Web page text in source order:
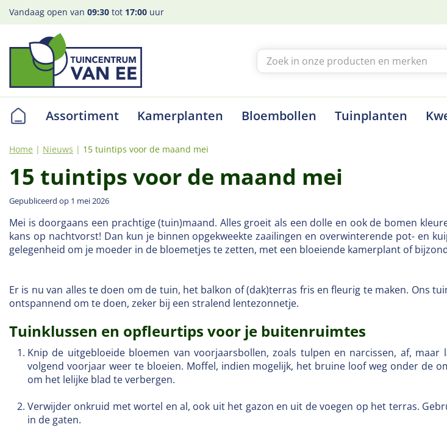
Ga
naar
Home Nieuws 15 tuintips voor de maand mei
Vandaag open van 09:30 tot 17:00 uur
Assortiment Kamerplanten Bloembollen Tuinplanten
15 tuintips voor de maand mei
Gepubliceerd op 1 mei 2026
Mei is doorgaans een prachtige (tuin)maand. Alles groeit als een dolle en ook de bomen
kans op nachtvorst! Dan kun je binnen opgekweekte zaailingen en overwinterende pot- en
gelegenheid om je moeder in de bloemetjes te zetten, met een bloeiende kamerplant of
Er is nu van alles te doen om de tuin, het balkon of (dak)terras fris en fleurig te maken. Ons
ontspannend om te doen, zeker bij een stralend lentezonnetje.
Tuinklussen en opfleurtips voor je buitenruimtes
Knip de uitgebloeide bloemen van voorjaarsbollen, zoals tulpen en narcissen, af,
volgend voorjaar weer te bloeien. Moffel, indien mogelijk, het bruine loof weg onder de
om het lelijke blad te verbergen.
Verwijder onkruid met wortel en al, ook uit het gazon en uit de voegen op het terras.
in de gaten.